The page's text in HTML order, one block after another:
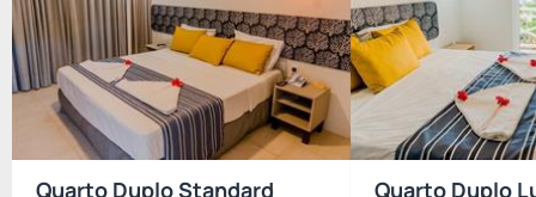
Quarto Duplo Standard Quarto Duplo